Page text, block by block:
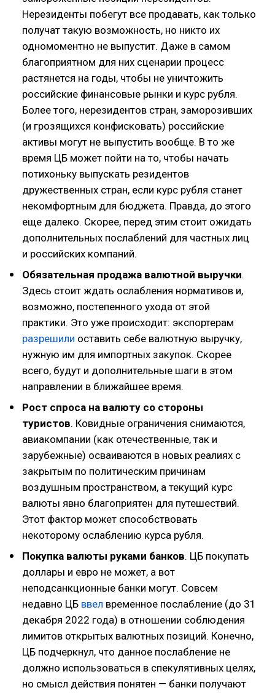
Нерезиденты побегут все продавать, как только
получат такую возможность, но никто их
одномоментно не выпустит. Даже в самом
благоприятном для них сценарии процесс
растянется на годы, чтобы не уничтожить
российские финансовые рынки и курс рубля.
Более того, нерезидентов стран, заморозивших
(и грозящихся конфисковать) российские
активы могут не выпустить вообще. В то же
время ЦБ может пойти на то, чтобы начать
потихоньку выпускать резидентов
дружественных стран, если курс рубля станет
некомфортным для бюджета. Правда, до этого
еще далеко. Скорее, перед этим стоит ожидать
дополнительных послаблений для частных лиц
и российских компаний.
Обязательная продажа валютной выручки.
Здесь стоит ждать ослабления нормативов и,
возможно, постепенного ухода от этой
практики. Это уже происходит: экспортерам
разрешили оставить себе валютную выручку,
нужную им для импортных закупок. Скорее
всего, будут и дополнительные шаги в этом
направлении в ближайшее время.
Рост спроса на валюту со стороны
туристов. Ковидные ограничения снимаются,
авиакомпании (как отечественные, так и
зарубежные) осваиваются в новых реалиях с
закрытым по политическим причинам
воздушным пространством, а текущий курс
валюты явно благоприятен для путешествий.
Этот фактор может способствовать
некоторому ослаблению курса рубля.
Покупка валюты руками банков. ЦБ покупать
доллары и евро не может, а вот
неподсанкционные банки могут. Совсем
недавно ЦБ ввел временное послабление (до 31
декабря 2022 года) в отношении соблюдения
лимитов открытых валютных позиций. Конечно,
ЦБ подчеркнул, что данное послабление не
должно использоваться в спекулятивных целях,
но смысл действия понятен — банки получают